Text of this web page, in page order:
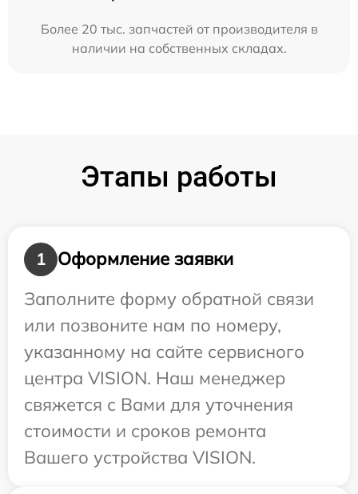
Более 20 тыс. запчастей от производителя в
наличии на собственных складах.
Этапы работы
1
Оформление заявки
Заполните форму обратной связи
или позвоните нам по номеру,
указанному на сайте сервисного
центра VISION. Наш менеджер
свяжется с Вами для уточнения
стоимости и сроков ремонта
Вашего устройства VISION.